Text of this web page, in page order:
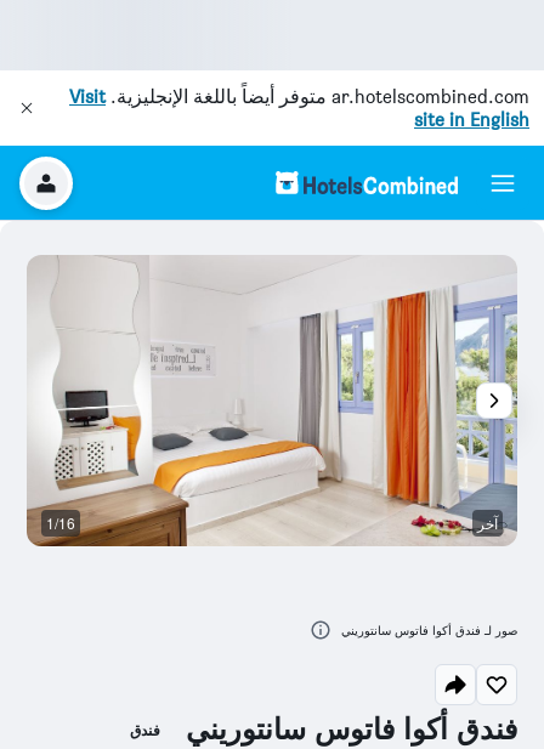
ar.hotelscombined.com متوفر أيضاً باللغة الإنجليزية.Visit
site in English
فندق أكوا فاتوس سانتوريني فندق
آخر 1/16
صور لـ فندق أكوا فاتوس سانتوريني